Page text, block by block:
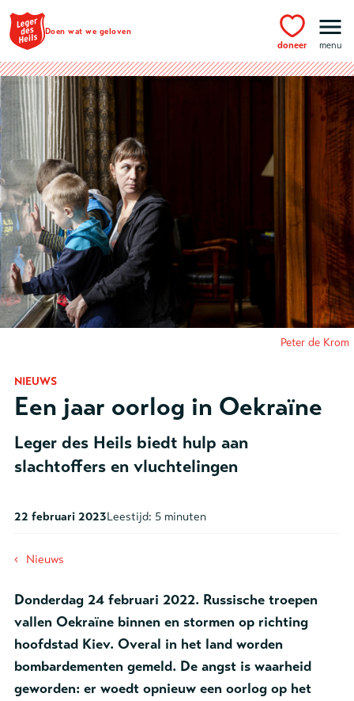
Ga naar hoofdinhoud
Doen wat we geloven
doneer menu
NIEUWS
Een jaar oorlog in Oekraïne
Leger des Heils biedt hulp aan
slachtoffers en vluchtelingen
Peter de Krom
22 februari 2023Leestijd: 5 minuten
‹ Nieuws
Donderdag 24 februari 2022. Russische troepen
vallen Oekraïne binnen en stormen op richting
hoofdstad Kiev. Overal in het land worden
bombardementen gemeld. De angst is waarheid
geworden: er woedt opnieuw een oorlog op het